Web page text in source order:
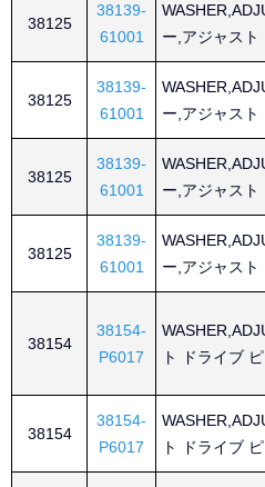
38125
38139-
61001
ー,アジャス
38125
38139-
61001
ー,アジャス
38125
38139-
61001
ー,アジャス
38125
38139-
61001
ー,アジャス
38154
38154-
P6017
ト ドライブ
38154
38154-
P6017
ト ドライブ